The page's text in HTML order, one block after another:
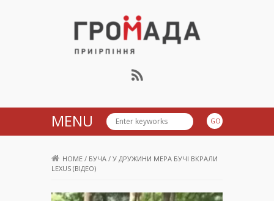
Громада Приірпіння
MENU
HOME / БУЧА / У ДРУЖИНИ МЕРА БУЧІ ВКРАЛИ
LEXUS (ВІДЕО)